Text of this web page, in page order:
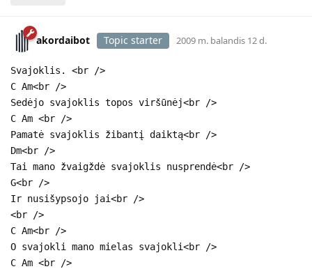
akordaibot Topic starter 2009 m. balandis 12 d.
Svajoklis. <br />
C Am<br />
Sedėjo svajoklis topos viršūnėj<br />
C Am <br />
Pamatė svajoklis žibantį daiktą<br />
Dm<br />
Tai mano žvaigždė svajoklis nusprendė<br />
G<br />
Ir nusišypsojo jai<br />
<br />
C Am<br />
O svajokli mano mielas svajokli<br />
C Am <br />